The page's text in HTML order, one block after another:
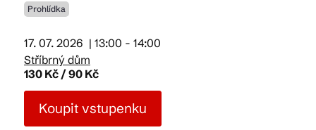
Články
Suvenýry
Prohlídka
17. 07. 2026 | 13:00 - 14:00
Stříbrný dům
130 Kč / 90 Kč
Koupit vstupenku